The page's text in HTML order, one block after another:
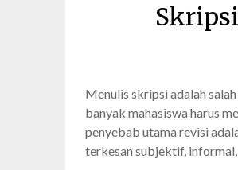
Menulis skripsi adalah
banyak mahasiswa harus
penyebab utama revisi
terkesan subjektif,